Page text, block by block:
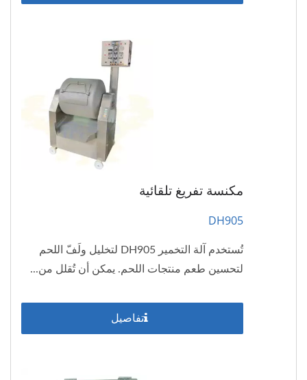
مكنسة تفريغ تلقائية
DH905
تُستخدم آلة التخمير DH905 لتخليل ولَفّ اللحم
لتحسين طعم منتجات اللحم. يمكن أن تُقلل من...
تفاصيل